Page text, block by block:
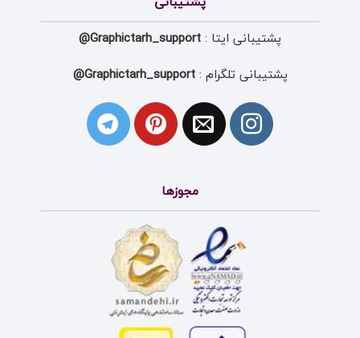
پشتیبانی ایتا : Graphictarh_support@
پشتیبانی تلگرام :Graphictarh_support@
مجوزها